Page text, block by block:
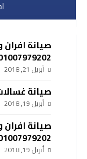
صيانة
أبريل 21, 2018
صيانة
أبريل 19, 2018
صيانة
أبريل 19, 2018